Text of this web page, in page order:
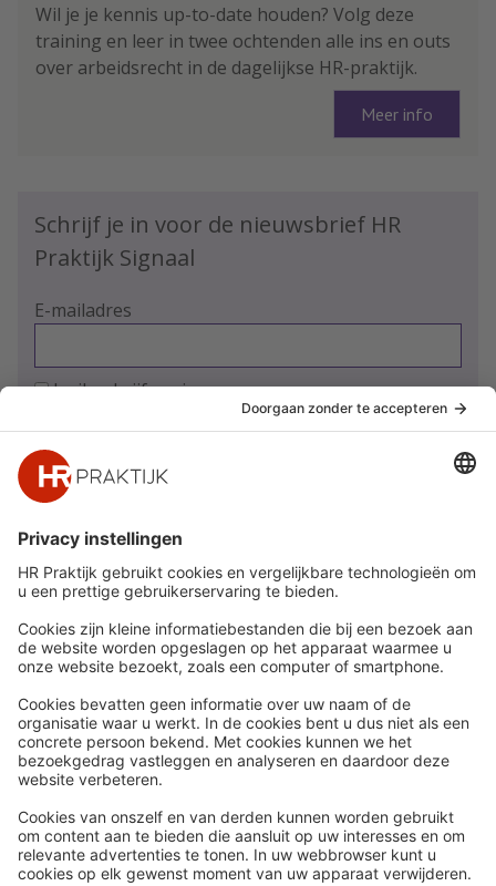
Wil je je kennis up-to-date houden? Volg deze
training en leer in twee ochtenden alle ins en outs
over arbeidsrecht in de dagelijkse HR-praktijk.
Meer info
Schrijf je in voor de nieuwsbrief HR
Praktijk Signaal
E-mailadres
Ja, ik schrijf me in
Snel naar
Nieuws
Whitepapers
Webinars
Word lid
Contact
Meer
HR Academy
HR Podcast
CHRO
HR Day
Volg Ons